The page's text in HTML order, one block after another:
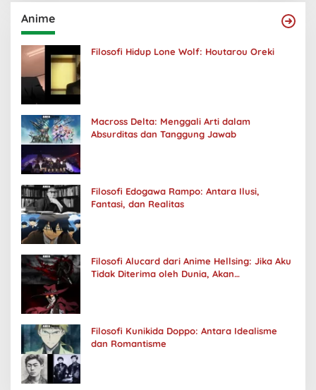
Anime
Filosofi Hidup Lone Wolf: Houtarou Oreki
Macross Delta: Menggali Arti dalam
Absurditas dan Tanggung Jawab
Filosofi Edogawa Rampo: Antara Ilusi,
Fantasi, dan Realitas
Filosofi Alucard dari Anime Hellsing: Jika Aku
Tidak Diterima oleh Dunia, Akan
Filosofi Kunikida Doppo: Antara Idealisme
dan Romantisme